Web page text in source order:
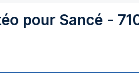
pour Sancé -